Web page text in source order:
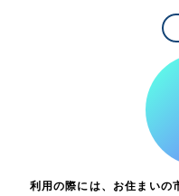
利用の際には、お住まいの